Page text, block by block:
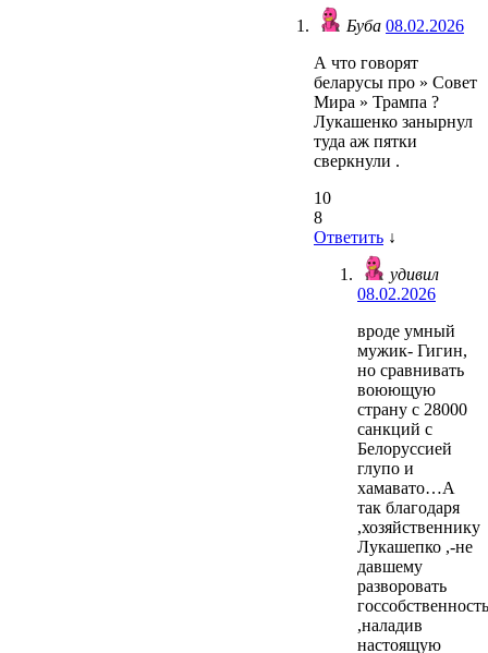
Буба 08.02.2026
А что говорят
беларусы про » Совет
Мира » Трампа ?
Лукашенко занырнул
туда аж пятки
сверкнули .
10
8
Ответить ↓
удивил
08.02.2026
вроде умный
мужик- Гигин,
но сравнивать
воюющую
страну с 28000
санкций с
Белоруссией
глупо и
хамавато…А
так благодаря
,хозяйственнику
Лукашепко ,-не
давшему
разворовать
госсобственность
,наладив
настоящую